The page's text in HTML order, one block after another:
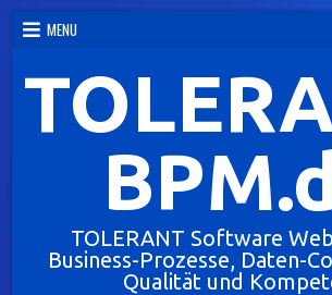
Skip
content
MENU
TOLERANT Software
Business-Prozesse, Daten-
Qualität und